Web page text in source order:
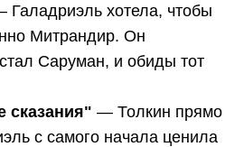
Галадриэль хотела, чтобы
Митрандир. Он
Саруман, и обиды тот
сказания" — Толкин прямо
с самого начала ценила